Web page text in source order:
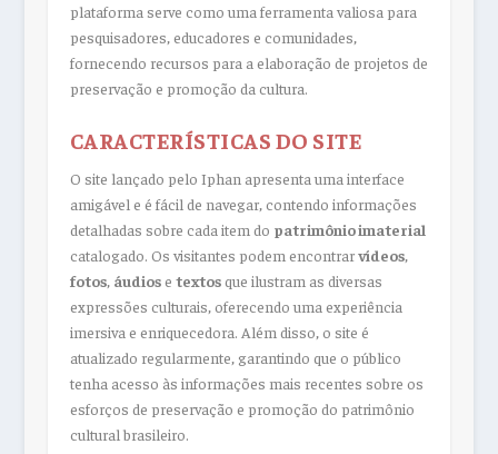
plataforma serve como uma ferramenta valiosa para
pesquisadores, educadores e comunidades,
fornecendo recursos para a elaboração de projetos de
preservação e promoção da cultura.
CARACTERÍSTICAS DO SITE
O site lançado pelo Iphan apresenta uma interface
amigável e é fácil de navegar, contendo informações
detalhadas sobre cada item do patrimônio imaterial
catalogado. Os visitantes podem encontrarvídeos,
fotos, áudiose textosque ilustram as diversas
expressões culturais, oferecendo uma experiência
imersiva e enriquecedora. Além disso, o site é
atualizado regularmente, garantindo que o público
tenha acesso às informações mais recentes sobre os
esforços de preservação e promoção do patrimônio
cultural brasileiro.